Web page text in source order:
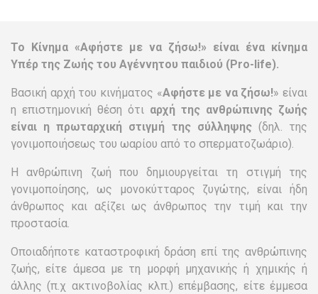
Το Κίνημα «Αφήστε με να ζήσω!» είναι ένα κίνημα
Υπέρ της Ζωής του Αγέννητου παιδιού (Pro-life).
Βασική αρχή του κινήματος «Αφήστε με να ζήσω!» είναι
η επιστημονική θέση ότι αρχή της ανθρώπινης ζωής
είναι η πρωταρχική στιγμή της σύλληψης(δηλ. της
γονιμοποιήσεως του ωαρίου από το σπερματοζωάριο).
Η ανθρώπινη ζωή που δημιουργείται τη στιγμή της
γονιμοποίησης, ως μονοκύτταρος ζυγώτης, είναι ήδη
άνθρωπος και αξίζει ως άνθρωπος την τιμή και την
προστασία.
Οποιαδήποτε καταστροφική δράση επί της ανθρώπινης
ζωής, είτε άμεσα με τη μορφή μηχανικής ή χημικής ή
άλλης (π.χ ακτινοβολίας κλπ.) επέμβασης, είτε έμμεσα